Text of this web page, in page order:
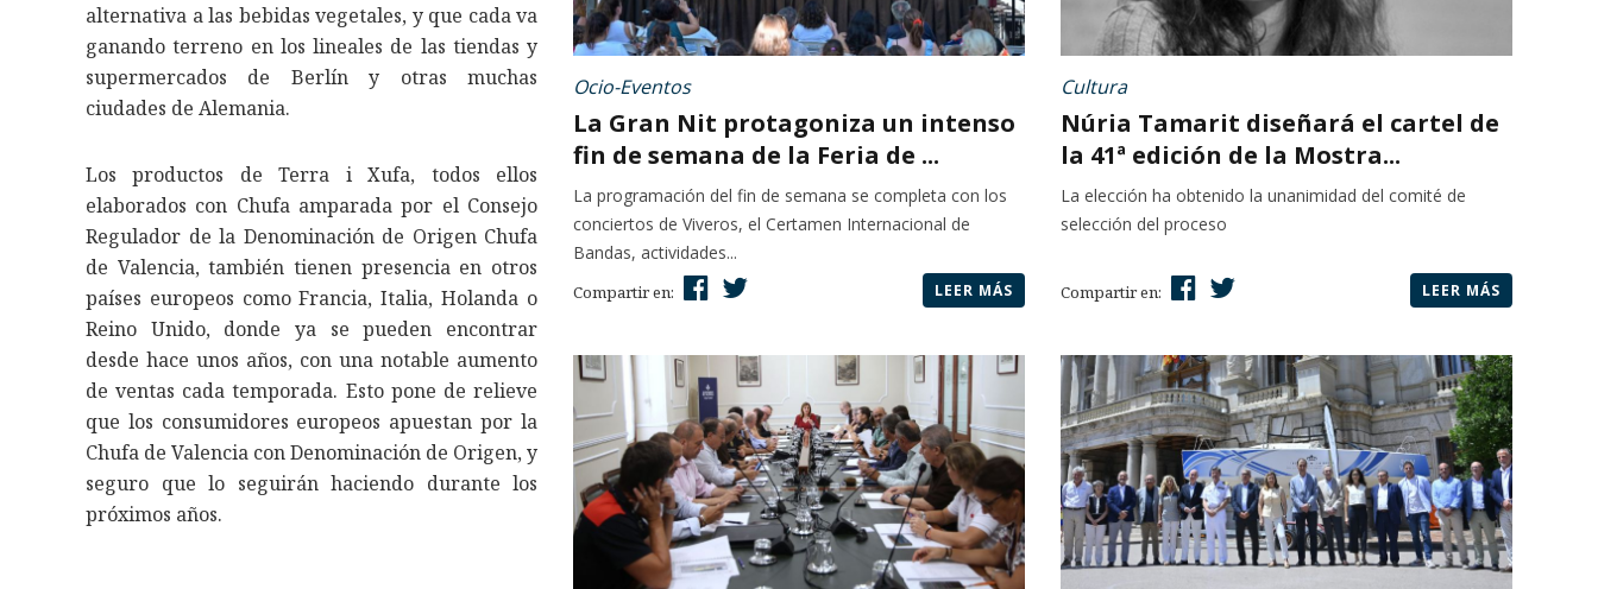
alternativa a las bebidas vegetales, y que cada va
ganando terreno en los lineales de las tiendas y
supermercados de Berlín y otras muchas
ciudades de Alemania.
Los productos de Terra i Xufa, todos ellos
elaborados con Chufa amparada por el Consejo
Regulador de la Denominación de Origen Chufa
de Valencia, también tienen presencia en otros
países europeos como Francia, Italia, Holanda o
Reino Unido, donde ya se pueden encontrar
desde hace unos años, con una notable aumento
de ventas cada temporada. Esto pone de relieve
que los consumidores europeos apuestan por la
Chufa de Valencia con Denominación de Origen, y
seguro que lo seguirán haciendo durante los
próximos años.
Ocio-Eventos
La Gran Nit protagoniza un intenso
fin de semana de la Feria de ...
La programación del fin de semana se completa con los
conciertos de Viveros, el Certamen Internacional de
Bandas, actividades...
Compartir en: LEER MÁS
Cultura
Núria Tamarit diseñará el cartel de
la 41ª edición de la Mostra...
La elección ha obtenido la unanimidad del comité de
selección del proceso
Compartir en: LEER MÁS